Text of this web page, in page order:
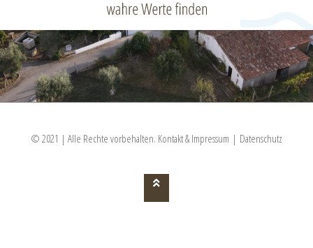
© 2021 | Alle Rechte vorbehalten. Kontakt & Impressum | Datenschutz